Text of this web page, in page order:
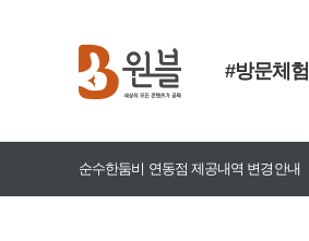
#방문체험
순수한둠비 연동점 제공내역 변경안내